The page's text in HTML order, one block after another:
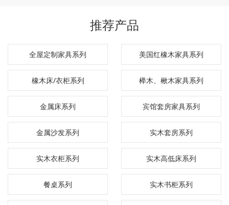
推荐产品
全屋定制家具系列 美国红橡木家具系列
橡木床/衣柜系列 榉木、楸木家具系列
金属床系列 宾馆套房家具系列
金属沙发系列 实木套房系列
实木衣柜系列 实木高低床系列
餐桌系列 实木书柜系列